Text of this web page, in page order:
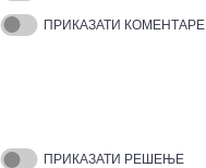
ПРИКАЗАТИ КОМЕНТАРЕ
ПРИКАЗАТИ РЕШЕЊЕ